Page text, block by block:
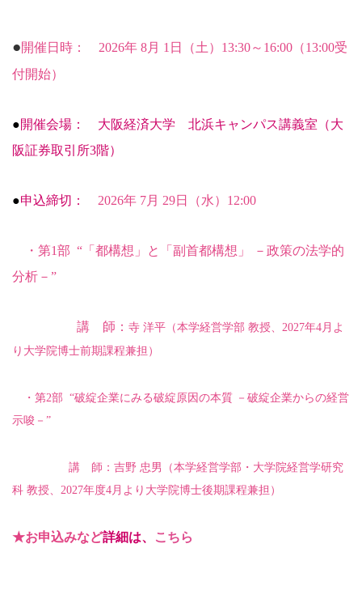
●開催日時： 2026年 8月 1日（土）13:30～16:00（13:00受
付開始）
●開催会場： 大阪経済大学 北浜キャンパス講義室（大
阪証券取引所3階）
●申込締切： 2026年 7月 29日（水）12:00
・第1部 “「都構想」と「副首都構想」 －政策の法学的
分析－”
講 師： 寺 洋平 （本学経営学部 教授、2027年4月よ
り大学院博士前期課程兼担）
・第2部 “破綻企業にみる破綻原因の本質 －破綻企業からの経営
示唆－”
講 師：吉野 忠男
（本学経営学部・大学院経営学研究
科 教授、2027年度4月より大学院博士後期課程兼担）
★お申込みなど詳細は、 こちら